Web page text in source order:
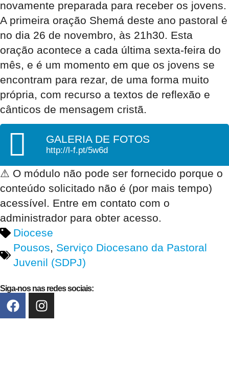
novamente preparada para receber os jovens.
A primeira oração Shemá deste ano pastoral é
no dia 26 de novembro, às 21h30. Esta
oração acontece a cada última sexta-feira do
mês, e é um momento em que os jovens se
encontram para rezar, de uma forma muito
própria, com recurso a textos de reflexão e
cânticos de mensagem cristã.
GALERIA DE FOTOS
http://l-f.pt/5w6d
⚠ O módulo não pode ser fornecido porque o
conteúdo solicitado não é (por mais tempo)
acessível. Entre em contato com o
administrador para obter acesso.
Diocese
Pousos, Serviço Diocesano da Pastoral
Juvenil (SDPJ)
Siga-nos nas redes sociais: